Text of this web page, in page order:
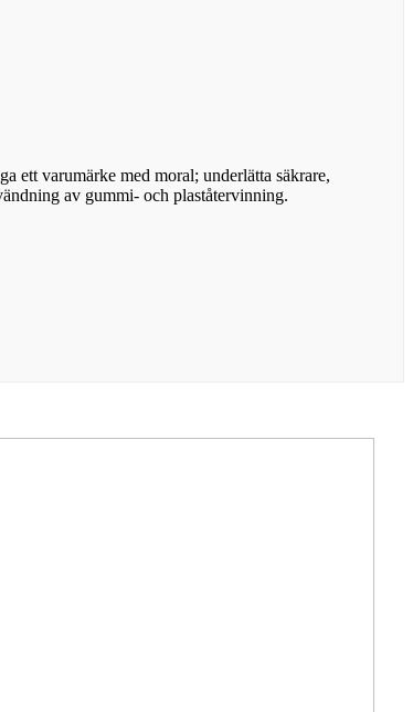
ett varumärke med moral; underlätta säkrare,
av gummi- och plaståtervinning.